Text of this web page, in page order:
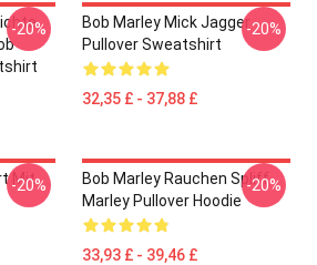
-20%
Bob Marley Mick Jagger
Pullover Sweatshirt
32,35 £ - 37,88 £
-20%
Mit
-20%
Bob Marley Rauchen Spliff
Marley Pullover Hoodie
33,93 £ - 39,46 £
-20%